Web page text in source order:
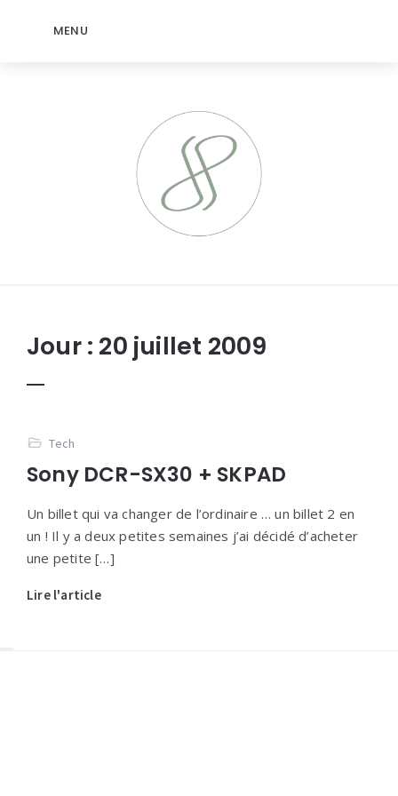
MENU
Jour : 20 juillet 2009
Tech
Sony DCR-SX30 + SKPAD
Un billet qui va changer de l’ordinaire … un billet 2 en
un ! Il y a deux petites semaines j’ai décidé d’acheter
une petite […]
Lire l'article